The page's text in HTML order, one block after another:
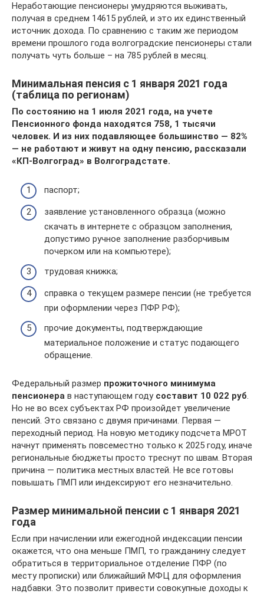
Неработающие пенсионеры умудряются выживать,
получая в среднем 14615 рублей, и это их единственный
источник дохода. По сравнению с таким же периодом
времени прошлого года волгоградские пенсионеры стали
получать чуть больше – на 785 рублей в месяц.
Минимальная пенсия с 1 января 2021 года
(таблица по регионам)
По состоянию на 1 июля 2021 года, на учете
Пенсионного фонда находятся 758, 1 тысячи
человек. И из них подавляющее большинство — 82%
— не работают и живут на одну пенсию, рассказали
«КП-Волгоград» в Волгоградстате.
паспорт;
заявление установленного образца (можно
скачать в интернете с образцом заполнения,
допустимо ручное заполнение разборчивым
почерком или на компьютере);
трудовая книжка;
справка о текущем размере пенсии (не требуется
при оформлении через ПФР РФ);
прочие документы, подтверждающие
материальное положение и статус подающего
обращение.
Федеральный размер прожиточного минимума
пенсионера в наступающем году составит 10 022 руб.
Но не во всех субъектах РФ произойдет увеличение
пенсий. Это связано с двумя причинами. Первая —
переходный период. На новую методику подсчета МРОТ
начнут применять повсеместно только к 2025 году, иначе
региональные бюджеты просто треснут по швам. Вторая
причина — политика местных властей. Не все готовы
повышать ПМП или индексируют его незначительно.
Размер минимальной пенсии с 1 января 2021
года
Если при начислении или ежегодной индексации пенсии
окажется, что она меньше ПМП, то гражданину следует
обратиться в территориальное отделение ПФР (по
месту прописки) или ближайший МФЦ для оформления
надбавки. Это позволит привести совокупные доходы к